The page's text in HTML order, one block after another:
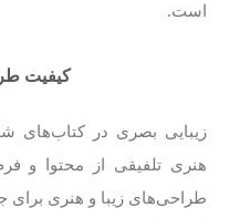
است.
کیفیت
زیبایی بصری در کتاب‌های
هنری تلفیقی از محتوا و
طراحی‌های زیبا و هنری برای